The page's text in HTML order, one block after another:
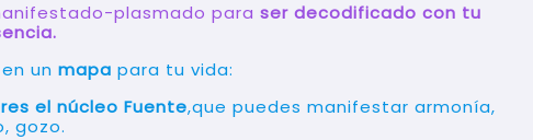
plasmado para ser decodificado con tu
un mapa para tu vida:
el núcleo Fuente,que puedes manifestar armonía,
gozo.